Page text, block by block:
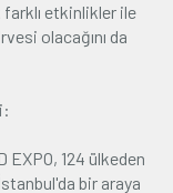
farklı etkinlikler ile
olacağını da
EXPO, 124 ülkeden
bir araya